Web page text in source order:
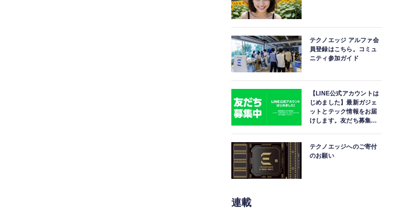
テクノエッジ アルファ会
員登録はこちら。コミュ
ニティ参加ガイド
【LINE公式アカウントは
じめました】最新ガジェ
ットとテック情報をお届
けします。友だち募集
テクノエッジへのご寄付
のお願い
連載